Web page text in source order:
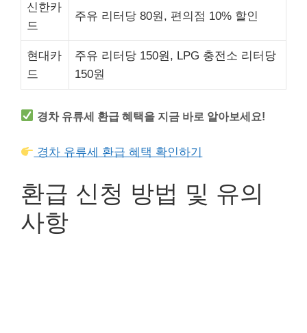
신한카
드
주유 리터당 80원, 편의점 10% 할인
현대카
드
주유 리터당 150원, LPG 충전소 리터당
150원
경차 유류세 환급 혜택을 지금 바로 알아보세요!
경차 유류세 환급 혜택 확인하기
환급 신청 방법 및 유의
사항